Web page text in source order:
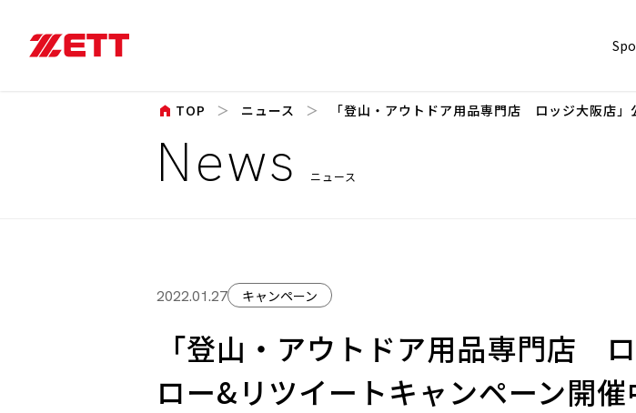
News ニュース
home TOP ニュース 「登山・アウトドア用品専門店 ロッジ大阪店
2022.01.27 キャンペーン
「登山・アウトドア用品専門店
ロー&リツイートキャンペーン開催